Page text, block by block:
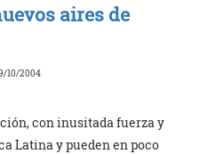
aires de
10/2004
con inusitada fuerza y
Latina y pueden en poco